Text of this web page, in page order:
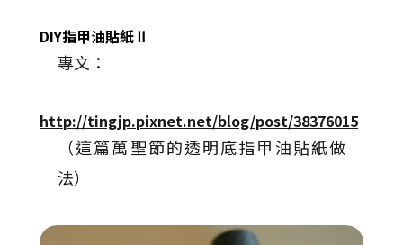
DIY指甲油貼紙Ⅱ
專文：
http://tingjp.pixnet.net/blog/post/38376015
（這篇萬聖節的透明底指甲油貼紙做
法）